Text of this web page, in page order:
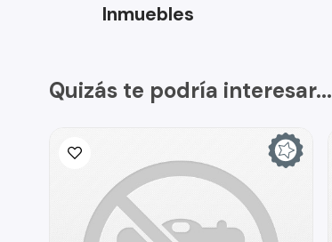
Inmuebles
Quizás te podría interesar...